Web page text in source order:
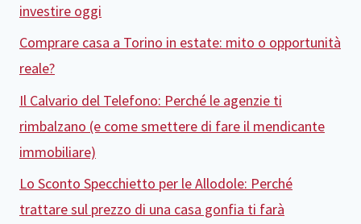
investire oggi
Comprare casa a Torino in estate: mito o opportunità
reale?
Il Calvario del Telefono: Perché le agenzie ti
rimbalzano (e come smettere di fare il mendicante
immobiliare)
Lo Sconto Specchietto per le Allodole: Perché
trattare sul prezzo di una casa gonfia ti farà